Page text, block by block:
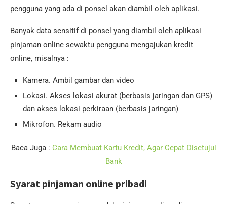
pengguna yang ada di ponsel akan diambil oleh aplikasi.
Banyak data sensitif di ponsel yang diambil oleh aplikasi
pinjaman online sewaktu pengguna mengajukan kredit
online, misalnya :
Kamera. Ambil gambar dan video
Lokasi. Akses lokasi akurat (berbasis jaringan dan GPS)
dan akses lokasi perkiraan (berbasis jaringan)
Mikrofon. Rekam audio
Baca Juga : Cara Membuat Kartu Kredit, Agar Cepat Disetujui
Bank
Syarat pinjaman online pribadi